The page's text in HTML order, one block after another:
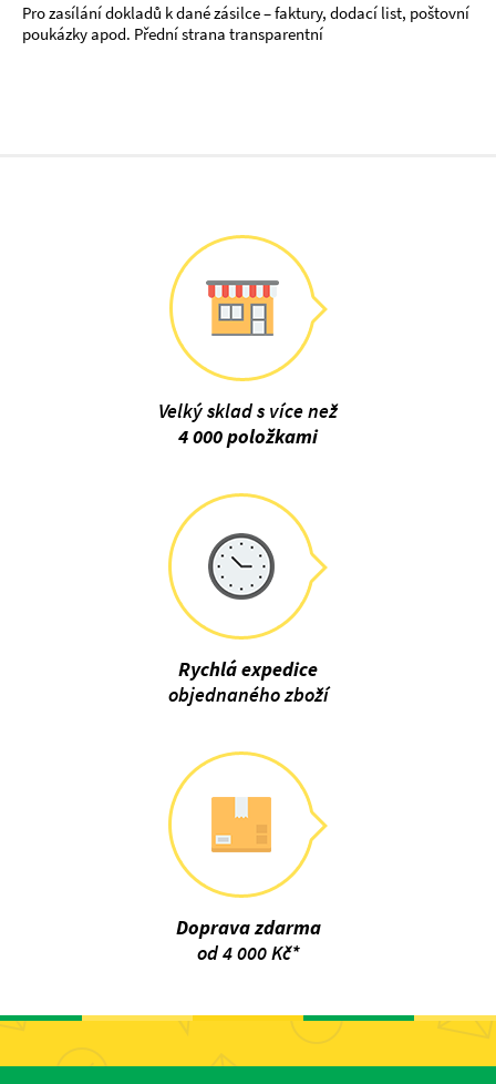
Pro zasílání dokladů k dané zásilce – faktury, dodací list, poštovní
poukázky apod. Přední strana transparentní
Velký sklad s více než
4 000 položkami
Rychlá expedice
objednaného zboží
Doprava zdarma
od 4 000 Kč*